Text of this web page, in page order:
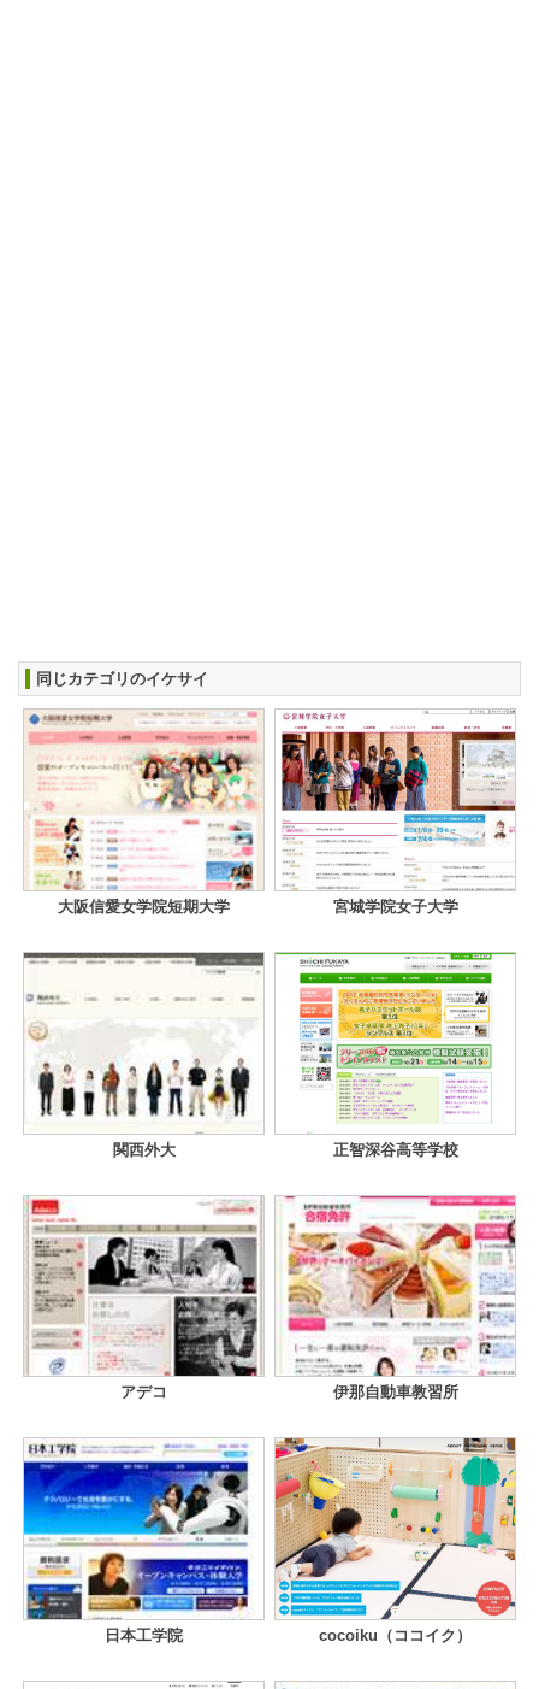
同じカテゴリのイケサイ
大阪信愛女学院短期大学 宮城学院女子大学
関西外大 正智深谷高等学校
アデコ 伊那自動車教習所
日本工学院 cocoiku（ココイク）